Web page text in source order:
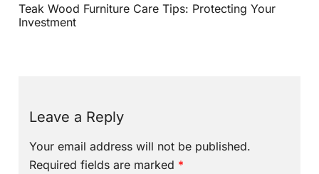
Teak Wood Furniture Care Tips: Protecting Your
Investment
Leave a Reply
Your email address will not be published.
Required fields are marked *